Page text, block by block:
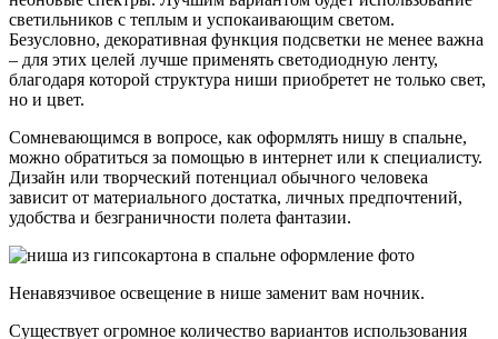
светильников с теплым и успокаивающим светом.
Безусловно, декоративная функция подсветки не менее важна
– для этих целей лучше применять светодиодную ленту,
благодаря которой структура ниши приобретет не только свет,
но и цвет.
Сомневающимся в вопросе, как оформлять нишу в спальне,
можно обратиться за помощью в интернет или к специалисту.
Дизайн или творческий потенциал обычного человека
зависит от материального достатка, личных предпочтений,
удобства и безграничности полета фантазии.
Ненавязчивое освещение в нише заменит вам ночник.
Существует огромное количество вариантов использования